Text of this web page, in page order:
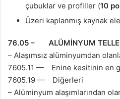
çubuklar ve profiller (10
Üzeri kaplanmış kaynak
76.05 – ALÜMİNYUM
– Alaşımsız alüminyumdan
7605.11 — Enine kesitinin en
7605.19 — Diğerleri
– Alüminyum alaşımlarından